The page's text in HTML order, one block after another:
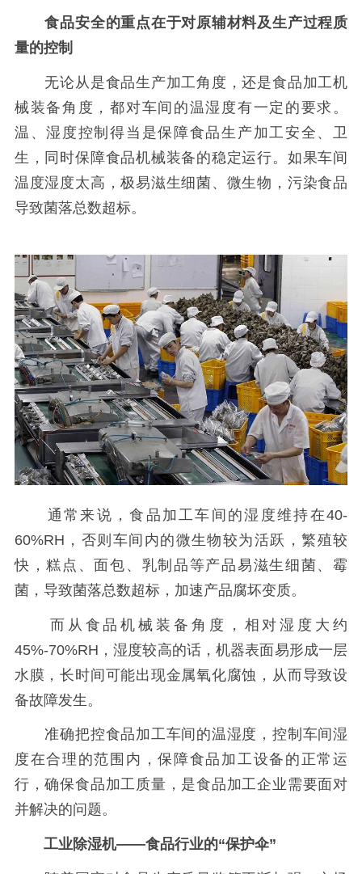
食品安全的重点在于对原辅材料及生产过程质
量的控制
无论从是食品生产加工角度，还是食品加工机
械装备角度，都对车间的温湿度有一定的要求。
温、湿度控制得当是保障食品生产加工安全、卫
生，同时保障食品机械装备的稳定运行。如果车间
温度湿度太高，极易滋生细菌、微生物，污染食品
导致菌落总数超标。
通常来说，食品加工车间的湿度维持在40-
60%RH，否则车间内的微生物较为活跃，繁殖较
快，糕点、面包、乳制品等产品易滋生细菌、霉
菌，导致菌落总数超标，加速产品腐坏变质。
而从食品机械装备角度，相对湿度大约
45%-70%RH，湿度较高的话，机器表面易形成一层
水膜，长时间可能出现金属氧化腐蚀，从而导致设
备故障发生。
准确把控食品加工车间的温湿度，控制车间湿
度在合理的范围内，保障食品加工设备的正常运
行，确保食品加工质量，是食品加工企业需要面对
并解决的问题。
工业除湿机——食品行业的“保护伞”